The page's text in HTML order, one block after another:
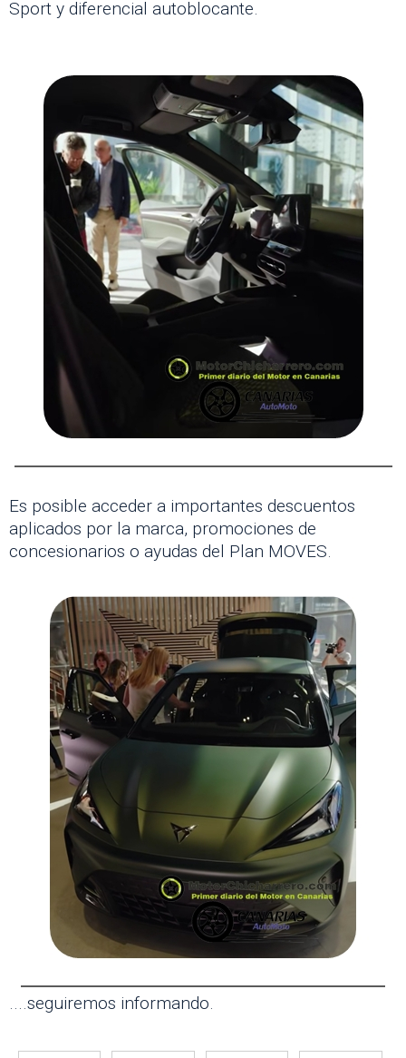
Sport y diferencial autoblocante.
Es posible acceder a importantes descuentos
aplicados por la marca, promociones de
concesionarios o ayudas del Plan MOVES.
....seguiremos informando.